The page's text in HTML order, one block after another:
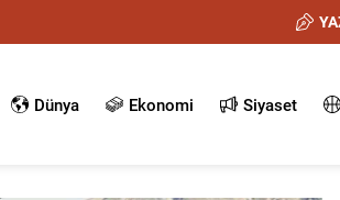
Dünya Ekonomi Siyaset